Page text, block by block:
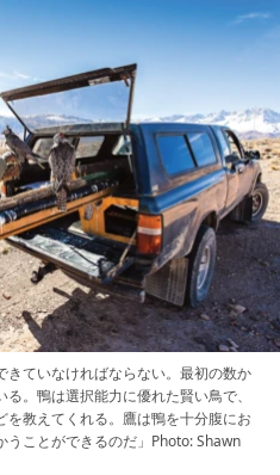
きていなければならない。最初の数か
。鴨は選択能力に優れた賢い鳥で、
教えてくれる。鷹は鴨を十分腹にお
うことができるのだ」Photo: Shawn